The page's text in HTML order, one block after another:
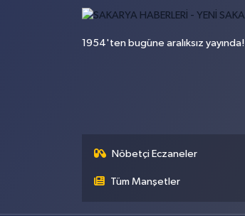
1954'ten bugüne aralıksız yayında!
Nöbetçi Eczaneler
Tüm Manşetler